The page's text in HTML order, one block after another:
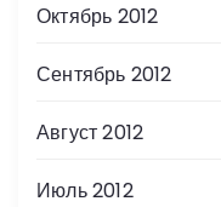
Октябрь 2012
Сентябрь 2012
Август 2012
Июль 2012